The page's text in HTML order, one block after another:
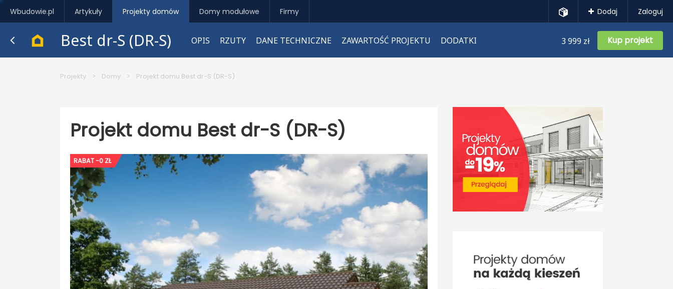
Wbudowie.pl Artykuły Projekty domów Domy modułowe Firmy Dodaj Zaloguj
Best dr-S (DR-S) OPIS RZUTY DANE TECHNICZNE ZAWARTOŚĆ PROJEKTU DODATKI 3 999 zł Kup projekt
Projekty > Domy > Projekt domu Best dr-S (DR-S)
Projekt domu Best dr-S (DR-S)
RABAT -0 ZŁ